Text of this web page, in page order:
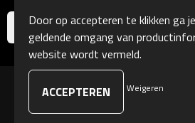
Cocktailglazen
Wijnglazen
Koffieglazen
© Copyright
Door op accepteren te klikken ga
geldende omgang van
website wordt vermeld.
Weigeren